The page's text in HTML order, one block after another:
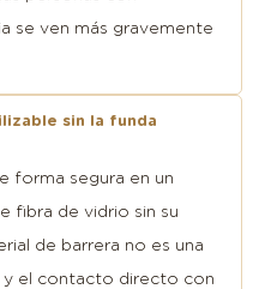
se ven más gravemente
sin la funda
forma segura en un
fibra de vidrio sin su
de barrera no es una
y el contacto directo con